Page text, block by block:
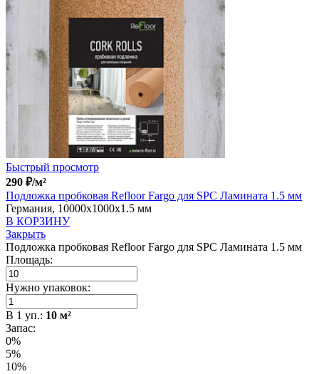
Быстрый просмотр
290 ₽/м²
Подложка пробковая Refloor Fargo для SPC Ламината 1.5 мм
Германия, 10000x1000x1.5 мм
В КОРЗИНУ
Закрыть
Подложка пробковая Refloor Fargo для SPC Ламината 1.5 мм
Площадь:
Нужно упаковок:
В 1 уп.: 10 м²
Запас:
0%
5%
10%